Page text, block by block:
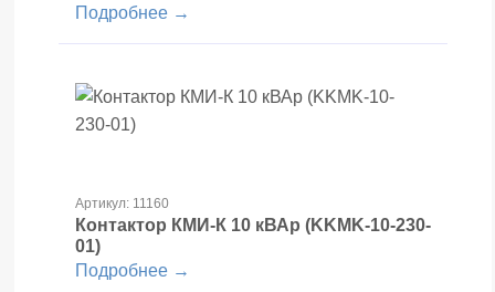
Подробнее →
Артикул: 11160
Контактор КМИ-К 10 кВАр (KKMK-10-230-
01)
Подробнее →